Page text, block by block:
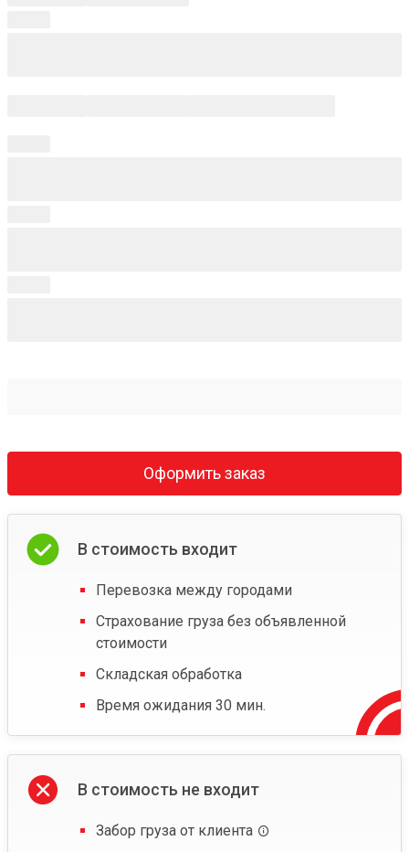
Оформить заказ
В стоимость входит
Перевозка между городами
Страхование груза без объявленной
стоимости
Складская обработка
Время ожидания 30 мин.
В стоимость не входит
Забор груза от клиента